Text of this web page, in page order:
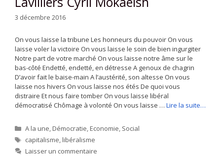
3 décembre 2016
On vous laisse la tribune Les honneurs du pouvoir On vous
laisse voler la victoire On vous laisse le soin de bien ingurgiter
Notre part de votre marché On vous laisse notre âme sur le
bas-côté Endetté, endetté, en détresse A genoux de chagrin
D’avoir fait le baise-main A l’austérité, son altesse On vous
laisse nos hivers On vous laisse nos étés De quoi vous
distraire Et nous faire tomber On vous laisse libéral
démocratisé Chômage à volonté On vous laisse … Lire la suite…
Catégories
A la une,Démocratie,Economie, Social
Étiquettes
capitalisme,libéralisme
Laisser un commentaire